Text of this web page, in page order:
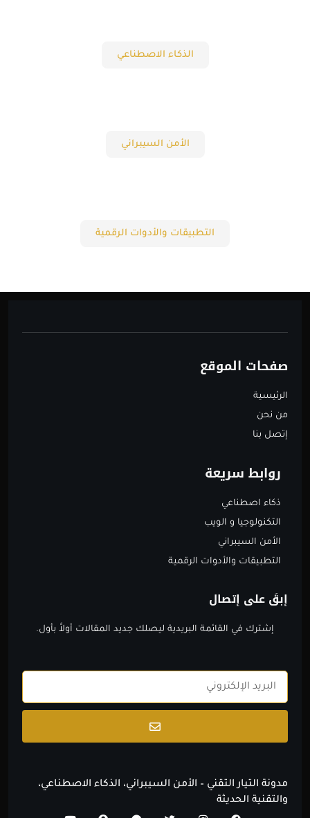
الذكاء الاصطناعي
الأمن السيبراني
التطبيقات والأدوات الرقمية
صفحات الموقع
الرئيسية
من نحن
إتصل بنا
روابط سريعة
ذكاء اصطناعي
التكنولوجيا و الويب
الأمن السيبراني
التطبيقات والأدوات الرقمية
إبقَ على إتصال
إشترك في القائمة البريدية ليصلك جديد المقالات أولاََ بأول.
مدونة التيار التقني – الأمن السيبراني، الذكاء الاصطناعي،
والتقنية الحديثة
F
I
T
T
S
Y